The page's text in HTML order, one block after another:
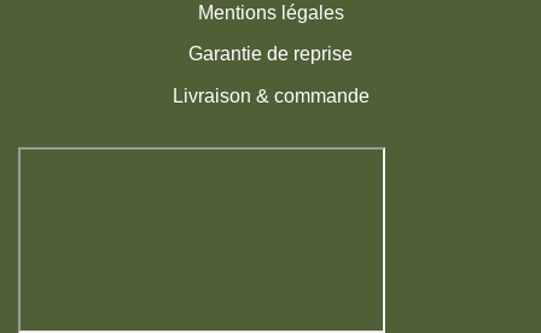
Mentions légales
Garantie de reprise
Livraison & commande